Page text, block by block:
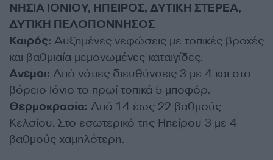
ΝΗΣΙΑ ΙΟΝΙΟΥ, ΗΠΕΙΡΟΣ, ΔΥΤΙΚΗ ΣΤΕΡΕΑ,
ΔΥΤΙΚΗ ΠΕΛΟΠΟΝΝΗΣΟΣ
Καιρός: Αυξημένες νεφώσεις με τοπικές βροχές
και βαθμιαία μεμονωμένες καταιγίδες.
Ανεμοι: Από νότιες διευθύνσεις 3 με 4 και στο
βόρειο Ιόνιο το πρωί τοπικά 5 μποφόρ.
Θερμοκρασία: Από 14 έως 22 βαθμούς
Κελσίου. Στο εσωτερικό της Ηπείρου 3 με 4
βαθμούς χαμηλότερη.